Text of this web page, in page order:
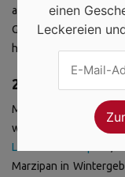
aus dem Saarland
Geschmack als das
herzhaften
2. Marzipan aus
Marzipan ist eine
während der
Lübecker Marzipans
,
Marzipan in
einen
Leckereien